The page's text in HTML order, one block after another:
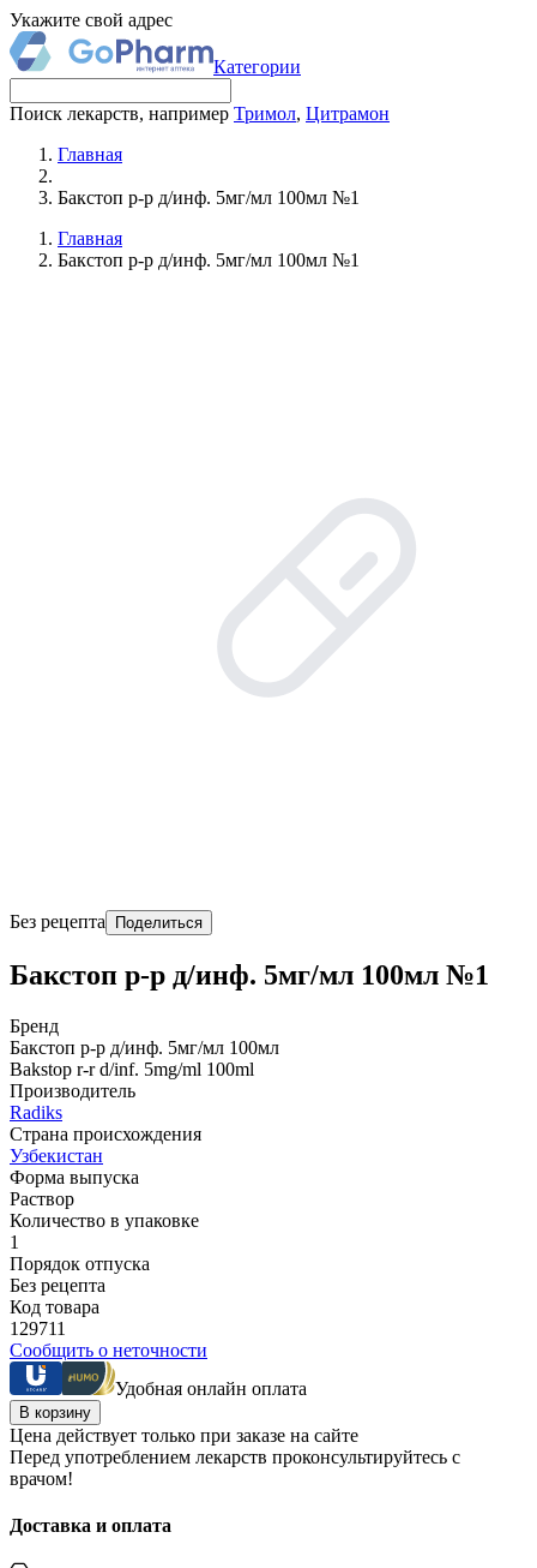
Укажите свой адрес
Категории
Поиск лекарств, например Тримол, Цитрамон
Главная
Бакстоп р-р д/инф. 5мг/мл 100мл №1
Главная
Бакстоп р-р д/инф. 5мг/мл 100мл №1
Без рецепта Поделиться
Бакстоп р-р д/инф. 5мг/мл 100мл №1
Бренд
Бакстоп р-р д/инф. 5мг/мл 100мл
Bakstop r-r d/inf. 5mg/ml 100ml
Производитель
Radiks
Страна происхождения
Узбекистан
Форма выпуска
Раствор
Количество в упаковке
1
Порядок отпуска
Без рецепта
Код товара
129711
Сообщить о неточности
Удобная онлайн оплата
В корзину
Цена действует только при заказе на сайте
Перед употреблением лекарств проконсультируйтесь с
врачом!
Доставка и оплата